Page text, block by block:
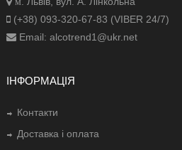
(+38) 093-320-67-83 (VIBER 24/7)
Email: alcotrend1@ukr.net
ІНФОРМАЦІЯ
Контакти
Доставка і оплата